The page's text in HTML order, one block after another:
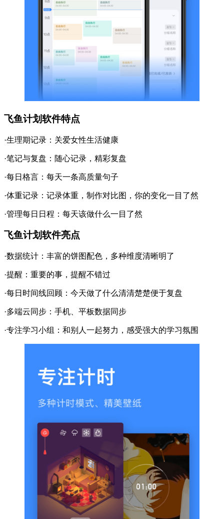
飞鱼计划软件特点
·生理期记录：关爱女性生活健康
·笔记与复盘：随心记录，精彩复盘
·每日格言：每天一条高质量句子
·体重记录：记录体重，制作对比图，你的变化一目了然
·管理每日日程：每天该做什么一目了然
飞鱼计划软件亮点
·数据统计：丰富的饼图配色，多种维度清晰明了
·提醒：重要的事，提醒不错过
·每日时间线回顾：今天做了什么清清楚楚便于复盘
·多端云同步：手机、平板数据同步
·专注学习小组：和别人一起努力，感受强大的学习氛围